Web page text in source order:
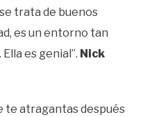
trata de buenos
es un entorno tan
es genial”. Nick
te atragantas después